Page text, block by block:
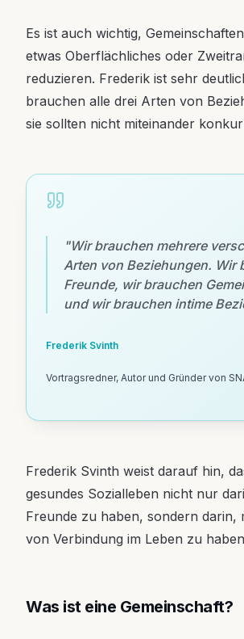
Es ist auch wichtig,
etwas Oberflächliches oder
reduzieren. Frederik ist sehr
brauchen alle drei Arten von
sie sollten nicht miteinander
"Wir brauchen mehrere
Arten von Beziehungen. Wir
Freunde, wir brauchen
und wir brauchen intime
Frederik Svinth
Vortragsredner, Autor und Gründer von
Frederik Svinth weist darauf hin,
gesundes Sozialleben nicht nur
Freunde zu haben, sondern darin,
von Verbindung im Leben zu
Was ist eine Gemeinschaft?